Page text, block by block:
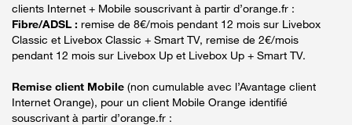
clients Internet + Mobile souscrivant à partir d’orange.fr :
Fibre/ADSL : remise de 8€/mois pendant 12 mois sur Livebox
Classic et Livebox Classic + Smart TV, remise de 2€/mois
pendant 12 mois sur Livebox Up et Livebox Up + Smart TV.
Remise client Mobile (non cumulable avec l’Avantage client
Internet Orange), pour un client Mobile Orange identifié
souscrivant à partir d’orange.fr :